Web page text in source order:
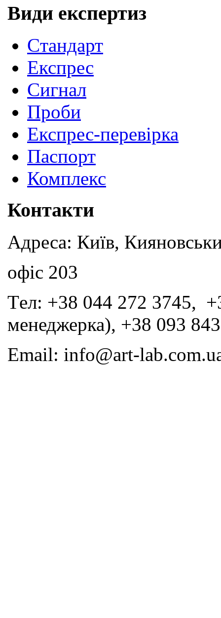
Види експертиз
Cтандарт
Експрес
Сигнал
Проби
Експрес-перевірка
Паспорт
Комплекс
Контакти
Адреса: Київ,
офіс 203
Tел: +38 044 272 3745,
менеджерка), +38 093
Email: info@art-